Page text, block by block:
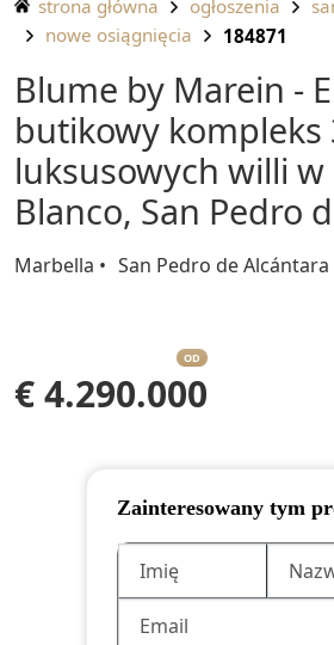
strona główna ogłoszenia
nowe osiągnięcia
184871
Blume by Marein - Ekskluzywny
butikowy kompleks
luksusowych willi
Blanco, San Pedro
Marbella San Pedro de Alcántara
OD
€ 4.290.000
Zainteresowany tym